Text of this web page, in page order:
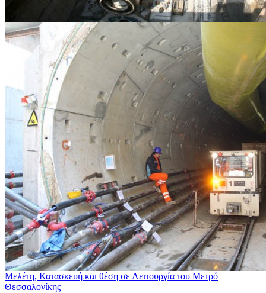
Μελέτη, Κατασκευή και θέση σε Λειτουργία του Μετρό
Θεσσαλονίκης